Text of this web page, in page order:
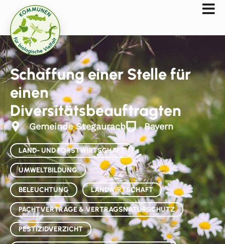
Schaffung einer Stelle für
einen
Diversitätsbeauftragten
Gemeinde Stegaurach Bayern
LAND- UND FORSTWIRTSCHAFT
UMWELTBILDUNG
BELEUCHTUNG LANDWIRTSCHAFT
PACHTVERTRÄGE & VERTRAGSNATURSCHUTZ
PESTIZIDVERZICHT